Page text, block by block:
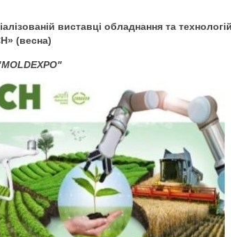
виставці обладнання та
(весна)